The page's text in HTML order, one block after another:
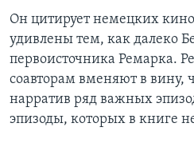
Он цитирует немецких
удивлены тем, как далеко
первоисточника Ремарка.
соавторам вменяют в вину,
нарратив ряд важных
эпизоды, которых в книге